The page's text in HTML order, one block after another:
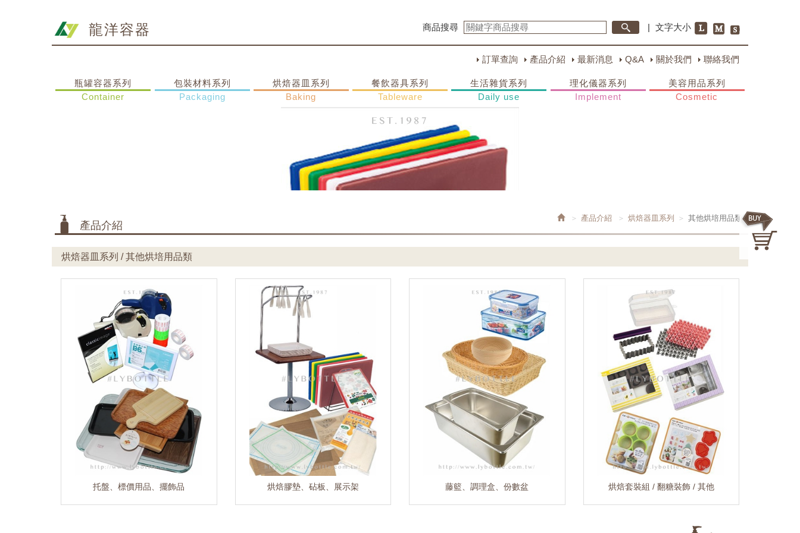
龍洋容器 商品搜尋 | 文字大小
訂單查詢 產品介紹 最新消息 Q&A 關於我們 聯絡我們
瓶罐容器系列
Container
包裝材料系列
Packaging
烘焙器皿系列
Baking
餐飲器具系列
Tableware
生活雜貨系列
Daily use
理化儀器系列
Implement
美容用品系列
Cosmetic
產品介紹 烘焙器皿系列 其他烘培用品類
產品介紹
烘焙器皿系列 / 其他烘培用品類
托盤、標價用品、擺飾品 烘焙膠墊、砧板、展示架 藤籃、調理盒、份數盆 烘焙套裝組 / 翻糖裝飾 / 其他